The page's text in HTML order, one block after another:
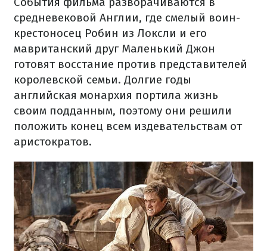
средневековой Англии, где смелый воин-
крестоносец Робин из Локсли и его
мавританский друг Маленький Джон
готовят восстание против представителей
королевской семьи. Долгие годы
английская монархия портила жизнь
своим подданным, поэтому они решили
положить конец всем издевательствам от
аристократов.